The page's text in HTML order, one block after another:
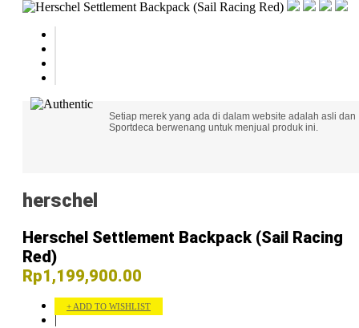
Setiap merek yang ada di dalam website adalah asli dan
Sportdeca berwenang untuk menjual produk ini.
herschel
Herschel Settlement Backpack (Sail Racing
Red)
Rp1,199,900.00
ADD TO WISHLIST
|